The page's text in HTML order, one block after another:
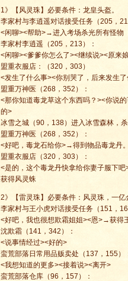
1》【风灵珠】必要条件：龙皇头盔。
李家村与李逍遥对话接受任务（205，
<闲聊><帮助>→进入考场杀光所有怪物
李家村李逍遥（205，213）：
<闲聊><爹爹你怎么了><继续说><原来
盟重衣服店：（320，303）
<发生了什么事><你别哭了，后来发生
盟重万神医（268，352）：
<那你知道毒龙草这个东西吗？><你说
的>
冰雪之城（90，138）进入冰雪森林，
盟重万神医（268，352）：
<好吧，毒龙石给你>→得到物品毒龙丹
盟重衣服店（320，303）：
<是的，这个毒龙丹快拿给你妻子服下
获得风灵蛛
2》【雷灵珠】必要条件：风灵珠，一亿
李家村与王小虎对话接受任务（151，
<好吧，我也很想欺霜姐姐><恩>→获得
沈欺霜（141，342）：
<说事情经过><好的>
蛮荒部落日常用品贩卖处（137，155）
<我想知道的更多><接着说><离开>
蛮荒部落仓库（96，157）：